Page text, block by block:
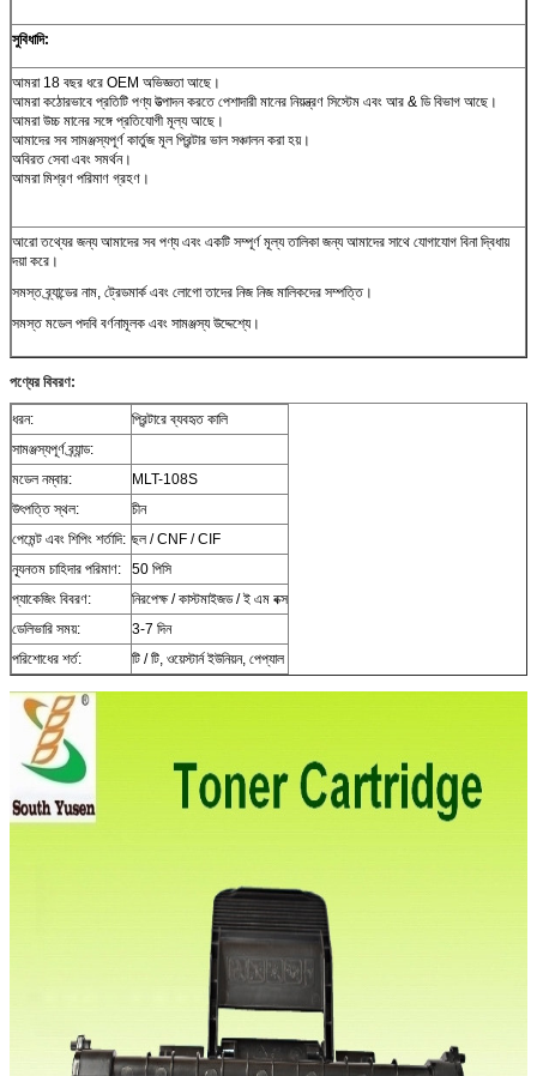
সুবিধাদি:
আমরা 18 বছর ধরে OEM অভিজ্ঞতা আছে।
আমরা কঠোরভাবে প্রতিটি পণ্য উত্পাদন করতে পেশাদারী মানের নিয়ন্ত্রণ সিস্টেম এবং আর & ডি বিভাগ আছে।
আমরা উচ্চ মানের সঙ্গে প্রতিযোগী মূল্য আছে।
আমাদের সব সামঞ্জস্যপূর্ণ কার্তুজ মূল প্রিন্টার ভাল সঞ্চালন করা হয়।
অবিরত সেবা এবং সমর্থন।
আমরা মিশ্রণ পরিমাণ গ্রহণ।
আরো তথ্যের জন্য আমাদের সব পণ্য এবং একটি সম্পূর্ণ মূল্য তালিকা জন্য আমাদের সাথে যোগাযোগ বিনা দ্বিধায়
দয়া করে।
সমস্ত ব্র্যান্ডের নাম, ট্রেডমার্ক এবং লোগো তাদের নিজ নিজ মালিকদের সম্পত্তি।
সমস্ত মডেল পদবি বর্ণনামূলক এবং সামঞ্জস্য উদ্দেশ্যে।
পণ্যের বিবরণ:
ধরন:
প্রিন্টারে ব্যবহৃত কালি
সামঞ্জস্যপূর্ণ ব্র্যান্ড:
মডেল নম্বার:
MLT-108S
উৎপত্তি স্থল:
চীন
পেমেন্ট এবং শিপিং শর্তাদি: ছল / CNF / CIF
ন্যূনতম চাহিদার পরিমাণ:
50 পিসি
প্যাকেজিং বিবরণ:
নিরপেক্ষ / কাস্টমাইজড / ই এম বক্স
ডেলিভারি সময়:
3-7 দিন
পরিশোধের শর্ত:
টি / টি, ওয়েস্টার্ন ইউনিয়ন, পেপ্যাল